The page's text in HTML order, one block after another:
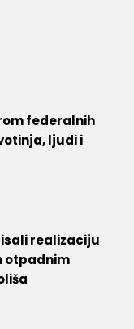
federalnih
ljudi i
realizaciju
otpadnim